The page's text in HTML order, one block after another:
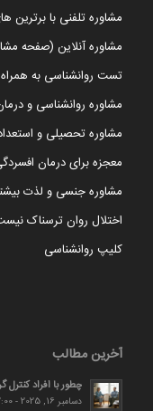
مشاوره تلفنی با برترین
مشاوره آنلاین (صفحه
تست روانشناسی به
مشاوره روانشناسی و
مشاوره تحصیلی و
معجزه برای درمان
مشاوره جنسی و لذت
اختلال روان ترسناک
کلیپ روانشناسی
آخرین مطالب
چطور با افراد کنترل
دسامبر 16, 2025 - 12:00 ب.ظ